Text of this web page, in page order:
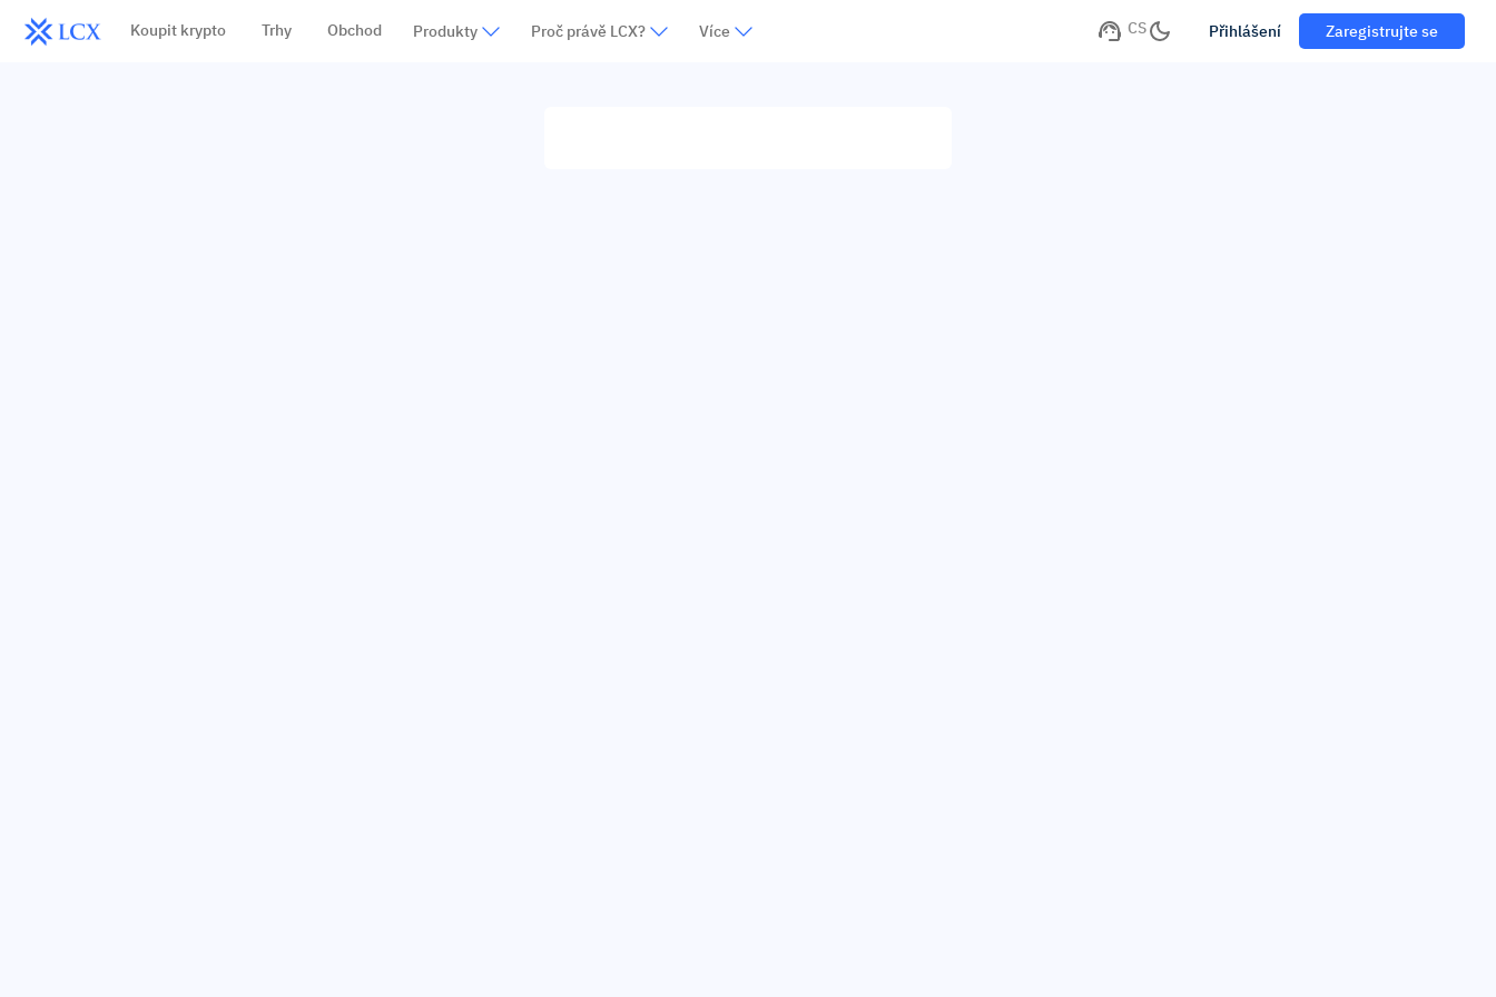
Koupit krypto Trhy Obchod Produkty Proč právě LCX? Více CS Přihlášení Zaregistrujte se